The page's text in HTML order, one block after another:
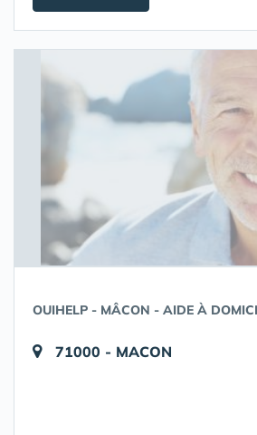
OUIHELP - MÂCON - AIDE À
71000 - MACON